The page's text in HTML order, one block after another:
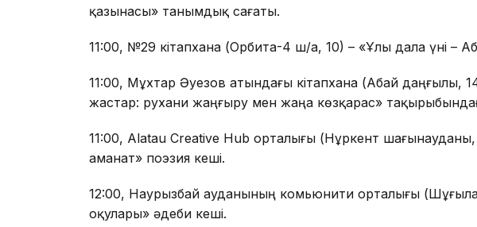
қазынасы» танымдық сағаты.
11:00, №29 кітапхана (Орбита-4 ш/а, 10) – «Ұлы дала үні –
11:00, Мұхтар Әуезов атындағы кітапхана (Абай даңғылы,
жастар: рухани жаңғыру мен жаңа көзқарас»
11:00, Alatau Creative Hub орталығы (Нұркент шағынауданы,
аманат» поэзия кеші.
12:00, Наурызбай ауданының комьюнити орталығы
оқулары» әдеби кеші.